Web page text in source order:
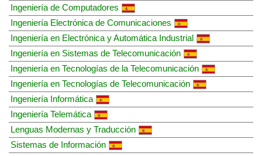
Ingeniería de Computadores
Ingeniería Electrónica de Comunicaciones
Ingeniería en Electrónica y Automática Industrial
Ingeniería en Sistemas de Telecomunicación
Ingeniería en Tecnologías de la Telecomunicación
Ingeniería en Tecnologías de Telecomunicación
Ingeniería Informática
Ingeniería Telemática
Lenguas Modernas y Traducción
Sistemas de Información